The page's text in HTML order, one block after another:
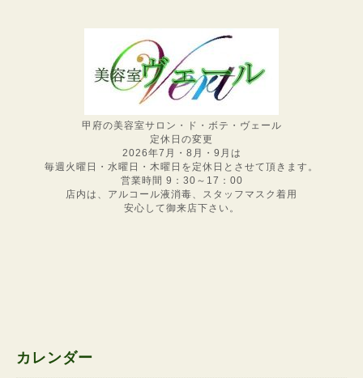
甲府の美容室サロン・ド・ボテ・ヴェール
定休日の変更
2026年7月・8月・9月は
毎週火曜日・水曜日・木曜日を定休日とさせて頂きます。
営業時間 9：30～17：00
店内は、アルコール液消毒、スタッフマスク着用
安心して御来店下さい。
カレンダー